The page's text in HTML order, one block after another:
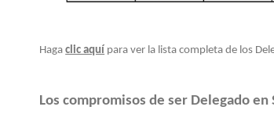
Hagaclic aquí para ver la lista completa de los
Los compromisos de ser Delegado en